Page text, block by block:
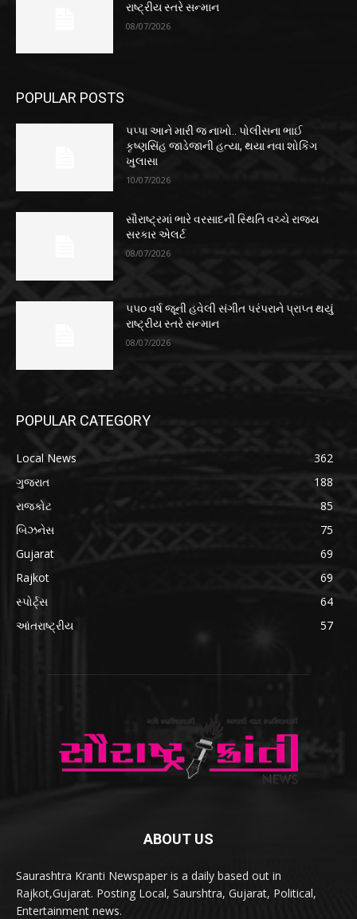
રાષ્ટ્રીય સ્તરે સન્માન
08/07/2026
POPULAR POSTS
પપ્પા આને મારી જ નાખો.. પોલીસના ભાઈ
કૃષ્ણસિંહ જાડેજાની હત્યા, થયા નવા શોકિંગ
ખુલાસા
10/07/2026
સૌરાષ્ટ્રમાં ભારે વરસાદની સ્થિતિ વચ્ચે રાજ્ય
સરકાર એલર્ટ
08/07/2026
૫૫૦ વર્ષ જૂની હવેલી સંગીત પરંપરાને પ્રાપ્ત થયું
રાષ્ટ્રીય સ્તરે સન્માન
08/07/2026
POPULAR CATEGORY
Local News
362
ગુજરાત
188
રાજકોટ
85
બિઝનેસ
75
Gujarat
69
Rajkot
69
સ્પોર્ટ્સ
64
આંતરાષ્ટ્રીય
57
ABOUT US
Saurashtra Kranti Newspaper is a daily based out in
Rajkot,Gujarat. Posting Local, Saurshtra, Gujarat, Political,
Entertainment news.